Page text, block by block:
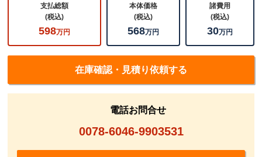
支払総額
(税込)
598万円
本体価格
(税込)
568万円
諸費用
(税込)
30万円
在庫確認・見積り依頼する
電話お問合せ
0078-6046-9903531